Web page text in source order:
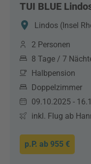
TUI BLUE
Lindos (Insel
2 Personen
8 Tage / 7
Halbpension
Doppelzimmer
09.10.2025 -
inkl. Flug ab
p.P. ab 955 €